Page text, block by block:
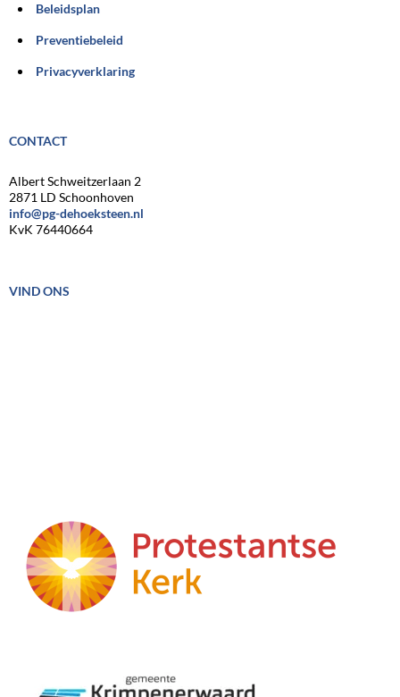
Beleidsplan
Preventiebeleid
Privacyverklaring
CONTACT
Albert Schweitzerlaan 2
2871 LD Schoonhoven
info@pg-dehoeksteen.nl
KvK 76440664
VIND ONS